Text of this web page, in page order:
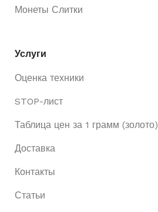
Монеты Слитки
Услуги
Оценка техники
STOP-лист
Таблица цен за 1 грамм (золото)
Доставка
Контакты
Статьи